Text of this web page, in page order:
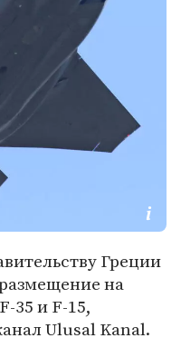
Греции
на
35 и F-15,
Ulusal Kanal.